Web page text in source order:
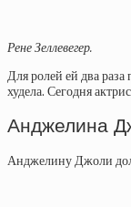
Рене Зеллевегер.
Для ролей ей два
худела. Сегодня
Анджелина
Анджелину Джоли